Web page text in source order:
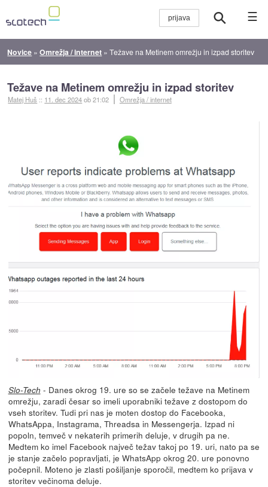
☰
Novice »Omrežja / internet »Težave na Metinem omrežju in izpad storitev
Težave na Metinem omrežju in izpad storitev
Matej Huš :: 11. dec 2024ob 21:02 Omrežja / internet
Slo-Tech - Danes okrog 19. ure so se začele težave na Metinem
omrežju, zaradi česar so imeli uporabniki težave z dostopom do
vseh storitev. Tudi pri nas je moten dostop do Facebooka,
WhatsAppa, Instagrama, Threadsa in Messengerja. Izpad ni
popoln, temveč v nekaterih primerih deluje, v drugih pa ne.
Medtem ko imel Facebook največ težav takoj po 19. uri, nato pa se
je stanje začelo popravljati, je WhatsApp okrog 20. ure ponovno
počepnil. Moteno je zlasti pošiljanje sporočil, medtem ko prijava v
storitev večinoma deluje.